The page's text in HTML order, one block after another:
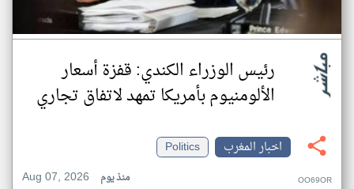
رئيس الوزراء الكندي: قفزة أسعار
الألومنيوم بأمريكا تمهد لاتفاق تجاري
اخبار المغرب
Politics
Aug 07, 2026
منذ يوم OO69OR